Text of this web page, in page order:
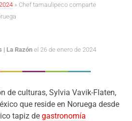
» Chef tamaulipeco comparte
| La Razón el 26 de enero de 2024
de culturas, Sylvia Vavik-Flaten,
que reside en Noruega desde
tapiz de gastronomía